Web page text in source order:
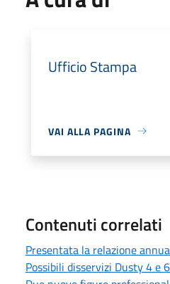
Ufficio Stampa
VAI ALLA PAGINA
Contenuti correlati
Presentata la relazione
Possibili disservizi Dusty 4 e